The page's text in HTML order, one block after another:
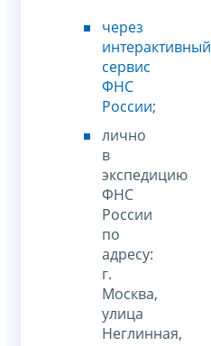
через
интерактивный
сервис
ФНС
России;
лично
в
экспедицию
ФНС
России
по
адресу:
г.
Москва,
улица
Неглинная,